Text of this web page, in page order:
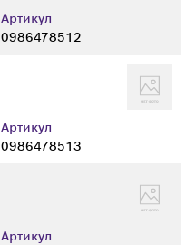
Артикул
0986478512
Артикул
0986478513
Артикул